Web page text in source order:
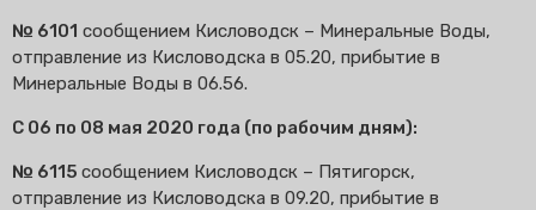
№ 6101 сообщением Кисловодск – Минеральные Воды,
отправление из Кисловодска в 05.20, прибытие в
Минеральные Воды в 06.56.
С 06 по 08 мая 2020 года (по рабочим дням):
№ 6115 сообщением Кисловодск – Пятигорск,
отправление из Кисловодска в 09.20, прибытие в